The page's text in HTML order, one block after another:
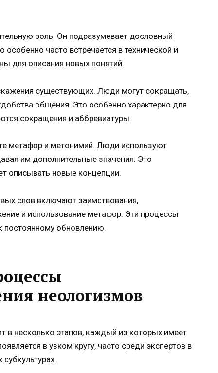
роль. Он подразумевает дословный
часто встречается в технической и
для описания новых понятий.
существующих. Люди могут сокращать,
общения. Это особенно характерно для
сокращения и аббревиатуры.
метафор и метонимий. Люди используют
им дополнительные значения. Это
описывать новые концепции.
слов включают заимствования,
и использование метафор. Эти процессы
обновлению.
неологизмов
в несколько этапов, каждый из которых имеет
в узком кругу, часто среди экспертов в